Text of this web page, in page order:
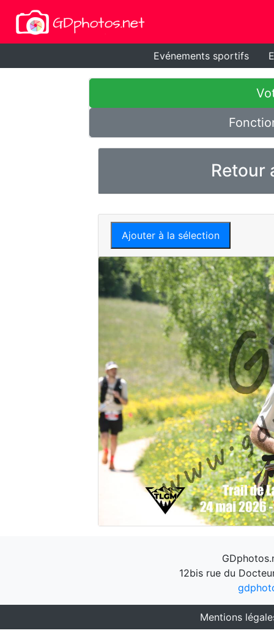
Evénements sportifs
Retour
Ajouter à la sélection
12bis rue du
Mentions